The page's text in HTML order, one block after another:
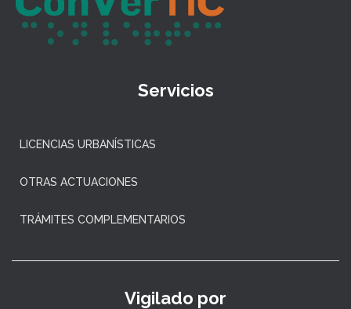
Servicios
LICENCIAS URBANÍSTICAS
OTRAS ACTUACIONES
TRÁMITES COMPLEMENTARIOS
Vigilado por